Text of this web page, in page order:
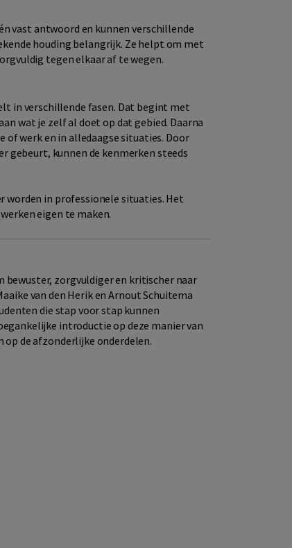
vast antwoord en kunnen verschillende
houding belangrijk. Ze helpt om met
tegen elkaar af te wegen.
in verschillende fasen. Dat begint met
wat je zelf al doet op dat gebied. Daarna
werk en in alledaagse situaties. Door
gebeurt, kunnen de kenmerken steeds
worden in professionele situaties. Het
eigen te maken.
bewuster, zorgvuldiger en kritischer naar
van den Herik en Arnout Schuitema
die stap voor stap kunnen
introductie op deze manier van
op de afzonderlijke onderdelen.